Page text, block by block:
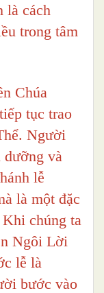
là cách
trong tâm
Chúa
tục trao
Người
dưỡng và
lễ
là một đặc
chúng ta
Ngôi Lời
lễ là
bước vào